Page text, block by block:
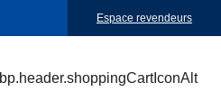
Espace revendeurs